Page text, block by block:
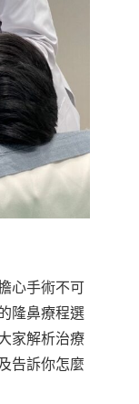
心手術不可
隆鼻療程選
家解析治療
告訴你怎麼